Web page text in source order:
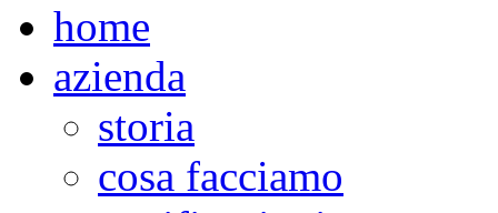
home
azienda
storia
cosa facciamo